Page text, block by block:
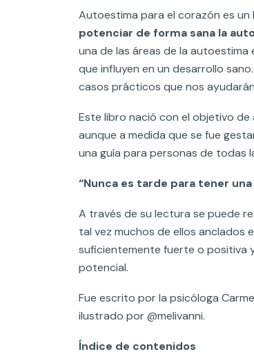
Autoestima para el corazón es un
potenciar de forma sana la
una de las áreas de la
que influyen en un desarrollo
casos prácticos que nos
Este libro nació con el objetivo
aunque a medida que se fue
una guía para personas de todas
“Nunca es tarde para tener
A través de su lectura se puede
tal vez muchos de ellos anclados
suficientemente fuerte o positiva
potencial.
Fue escrito por la psicóloga
ilustrado por @melivanni.
Índice de contenidos